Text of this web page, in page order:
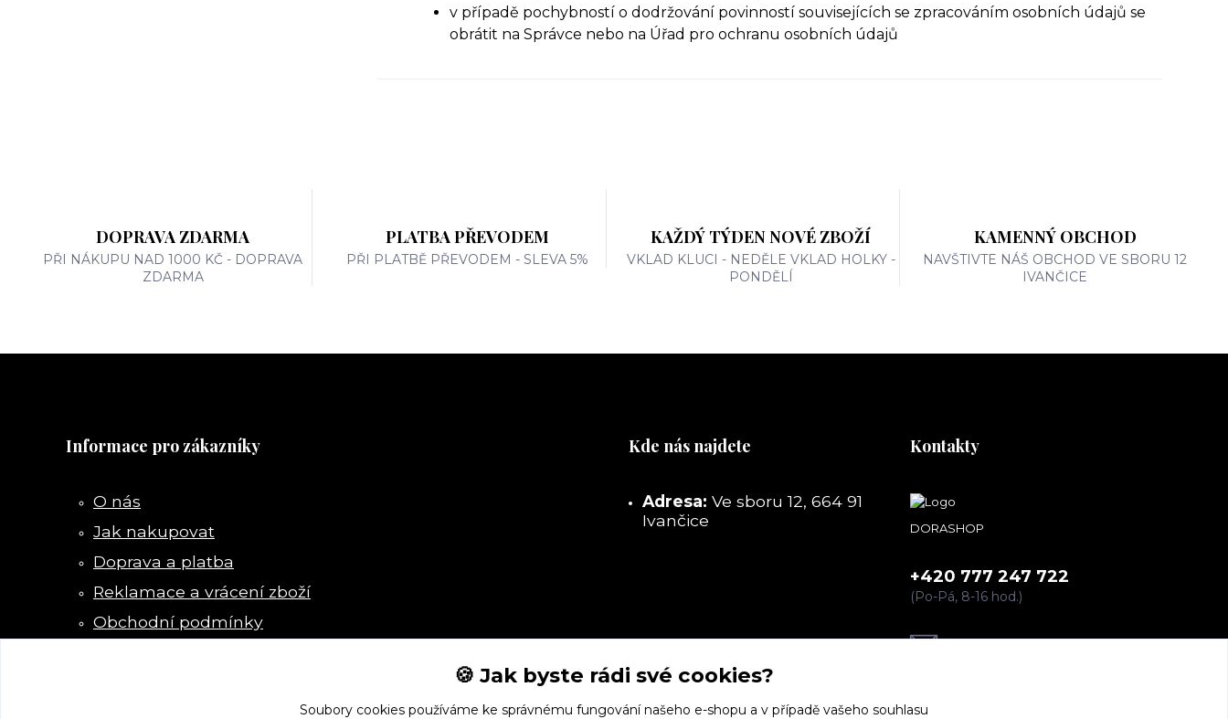
v případě pochybností o dodržování povinností souvisejících se zpracováním osobních údajů se
obrátit na Správce nebo na Úřad pro ochranu osobních údajů
DOPRAVA ZDARMA
PŘI NÁKUPU NAD 1000 KČ - DOPRAVA
ZDARMA
PLATBA PŘEVODEM
PŘI PLATBĚ PŘEVODEM - SLEVA 5%
KAŽDÝ TÝDEN NOVÉ ZBOŽÍ
VKLAD KLUCI - NEDĚLE VKLAD HOLKY -
PONDĚLÍ
KAMENNÝ OBCHOD
NAVŠTIVTE NÁŠ OBCHOD VE SBORU 12
IVANČICE
Informace pro zákazníky
O nás
Jak nakupovat
Doprava a platba
Reklamace a vrácení zboží
Obchodní podmínky
Kde nás najdete
Adresa: Ve sboru 12, 664 91
Ivančice
Kontakty
DORASHOP
+420 777 247 722
(Po-Pá, 8-16 hod.)
dorashopp@seznam.cz
🍪 Jak byste rádi své cookies?
Soubory cookies používáme ke správnému fungování našeho e-shopu a v případě vašeho souhlasu